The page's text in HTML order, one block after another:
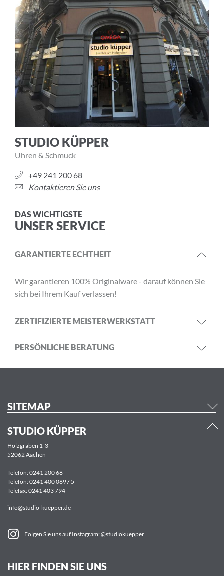
STUDIO KÜPPER
Uhren & Schmuck
+49 241 200 68
Kontaktieren Sie uns
DAS WICHTIGSTE
UNSER SERVICE
GARANTIERTE ECHTHEIT
Wir garantieren 100% Originalware - darauf können Sie
sich bei Ihrem Kauf verlassen!
ZERTIFIZIERTE MEISTERWERKSTATT
PERSÖNLICHE BERATUNG
SITEMAP
STUDIO KÜPPER
Holzgraben 1-3
52062 Aachen
Telefon:0241 200 68
Telefon:0241 400 0697 5
Telefax: 0241 403 794
info@studio-kuepper.de
Folgen Sie uns auf Instagram: @studiokuepper
HIER FINDEN SIE UNS